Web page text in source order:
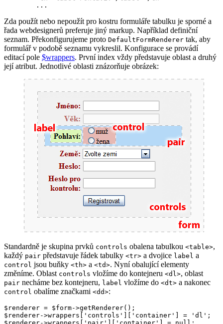
Zda použít nebo nepoužít pro kostru formuláře tabulku je sporné a
řada webdesignerů preferuje jiný markup. Například definiční
seznam. Překonfigurujeme proto DefaultFormRenderer tak, aby
formulář v podobě seznamu vykreslil. Konfigurace se provádí
editací pole $wrappers. První index vždy představuje oblast a druhý
její atribut. Jednotlivé oblasti znázorňuje obrázek:
Standardně je skupina prvků controls obalena tabulkou <table>,
každý pair představuje řádek tabulky <tr> a dvojice label a
control jsou buňky <th> a <td>. Nyní obalující elementy
změníme. Oblast controls vložíme do kontejneru <dl>, oblast
pair necháme bez kontejneru, label vložíme do <dt> a nakonec
control obalíme značkami <dd>:
$renderer = $form->getRenderer();
$renderer->wrappers['controls']['container'] = 'dl';